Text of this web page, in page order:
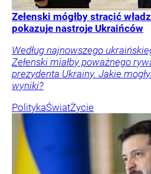
Zełenski mógłby stracić
pokazuje nastroje Ukraińców
Według najnowszego
Zełenski miałby poważnego
prezydenta Ukrainy. Jakie
wyniki?
PolitykaŚwiatŻycie